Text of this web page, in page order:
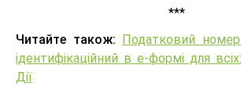
***
Читайте також: Податковий
ідентифікаційний в е-формі для
Дії